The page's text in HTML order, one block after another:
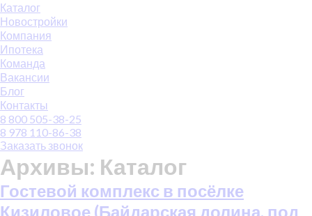
Каталог
Новостройки
Компания
Ипотека
Команда
Вакансии
Блог
Контакты
8 800 505-38-25
8 978 110-86-38
Заказать звонок
Архивы: Каталог
Гостевой комплекс в посёлке
Кизиловое (Байдарская долина, под